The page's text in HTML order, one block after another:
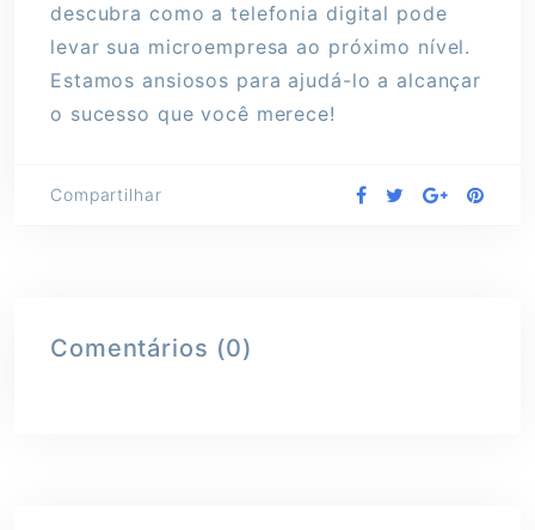
descubra como a telefonia digital pode
levar sua microempresa ao próximo nível.
Estamos ansiosos para ajudá-lo a alcançar
o sucesso que você merece!
Compartilhar
Comentários (0)